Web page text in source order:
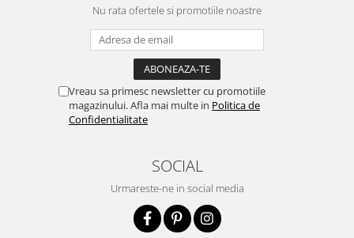
Specialitati si produse asiatice
Nu rata ofertele si promotiile noastre
Vreau sa primesc newsletter cu promotiile
magazinului. Afla mai multe in Politica de
Confidentialitate
SOCIAL
Urmareste-ne in social media